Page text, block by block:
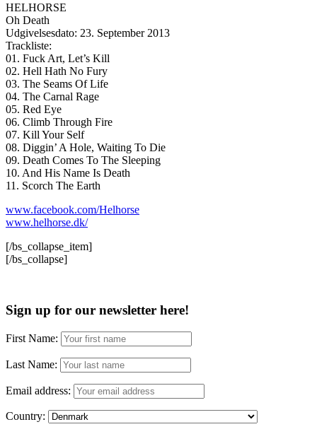
HELHORSE
Oh Death
Udgivelsesdato: 23. September 2013
Trackliste:
01. Fuck Art, Let’s Kill
02. Hell Hath No Fury
03. The Seams Of Life
04. The Carnal Rage
05. Red Eye
06. Climb Through Fire
07. Kill Your Self
08. Diggin’ A Hole, Waiting To Die
09. Death Comes To The Sleeping
10. And His Name Is Death
11. Scorch The Earth
www.facebook.com/Helhorse
www.helhorse.dk/
[/bs_collapse_item]
[/bs_collapse]
Sign up for our newsletter here!
First Name:
Last Name:
Email address:
Country: